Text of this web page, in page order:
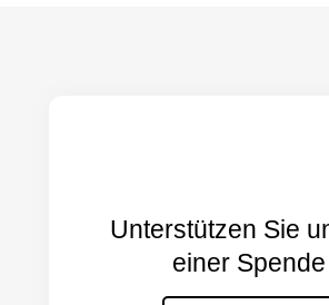
Unterstützen Sie
einer Spende